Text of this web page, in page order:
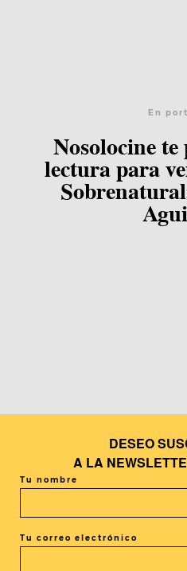
En
Nosolocine
lectura para
DESEO
A LA
Tu nombre
Tu correo electrónico